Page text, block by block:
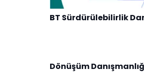
BT Sürdürülebilirlik
Dönüşüm